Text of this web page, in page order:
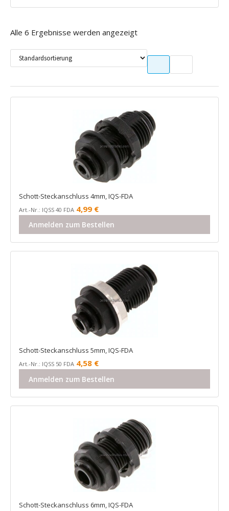
Alle 6 Ergebnisse werden angezeigt
Schott-Steckanschluss 4mm, IQS-FDA
Art.-Nr.: IQSS 40 FDA 4,99 €
Anmelden zum Bestellen
Schott-Steckanschluss 5mm, IQS-FDA
Art.-Nr.: IQSS 50 FDA 4,58 €
Anmelden zum Bestellen
Schott-Steckanschluss 6mm, IQS-FDA